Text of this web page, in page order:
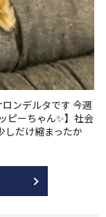
ンデルタです 今週
ピーちゃん✨】社会
しだけ縮まったか